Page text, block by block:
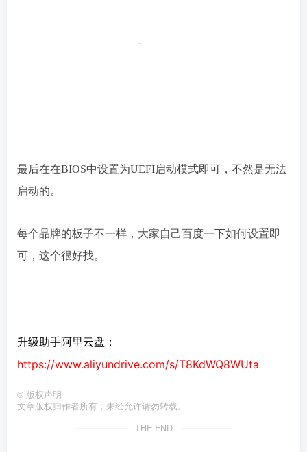
————————————————————————
———————————-
最后在在BIOS中设置为UEFI启动模式即可，不然是无法
启动的。
每个品牌的板子不一样，大家自己百度一下如何设置即
可，这个很好找。
升级助手阿里云盘：
https://www.aliyundrive.com/s/T8KdWQ8WUta
© 版权声明
文章版权归作者所有，未经允许请勿转载。
THE END